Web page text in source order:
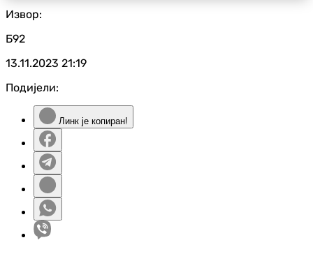
Извор:
Б92
13.11.2023 21:19
Подијели:
Линк је копиран!